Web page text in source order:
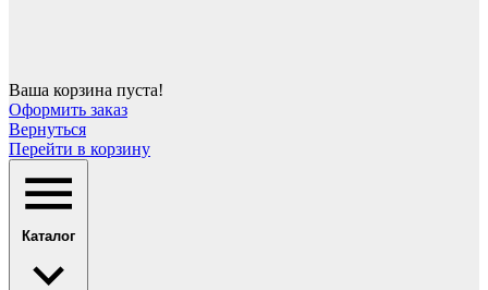
Ваша корзина пуста!
Оформить заказ
Вернуться
Перейти в корзину
Каталог